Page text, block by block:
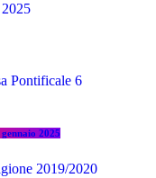
2025